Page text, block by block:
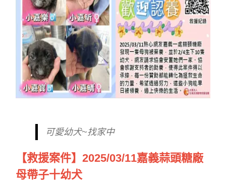
可愛幼犬~找家中
【救援案件】2025/03/11嘉義蒜頭糖廠
母帶子十幼犬